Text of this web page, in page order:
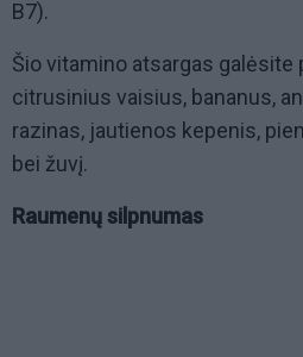
B7).
Šio vitamino atsargas galėsite
citrusinius vaisius, bananus,
razinas, jautienos kepenis,
bei žuvį.
Raumenų silpnumas